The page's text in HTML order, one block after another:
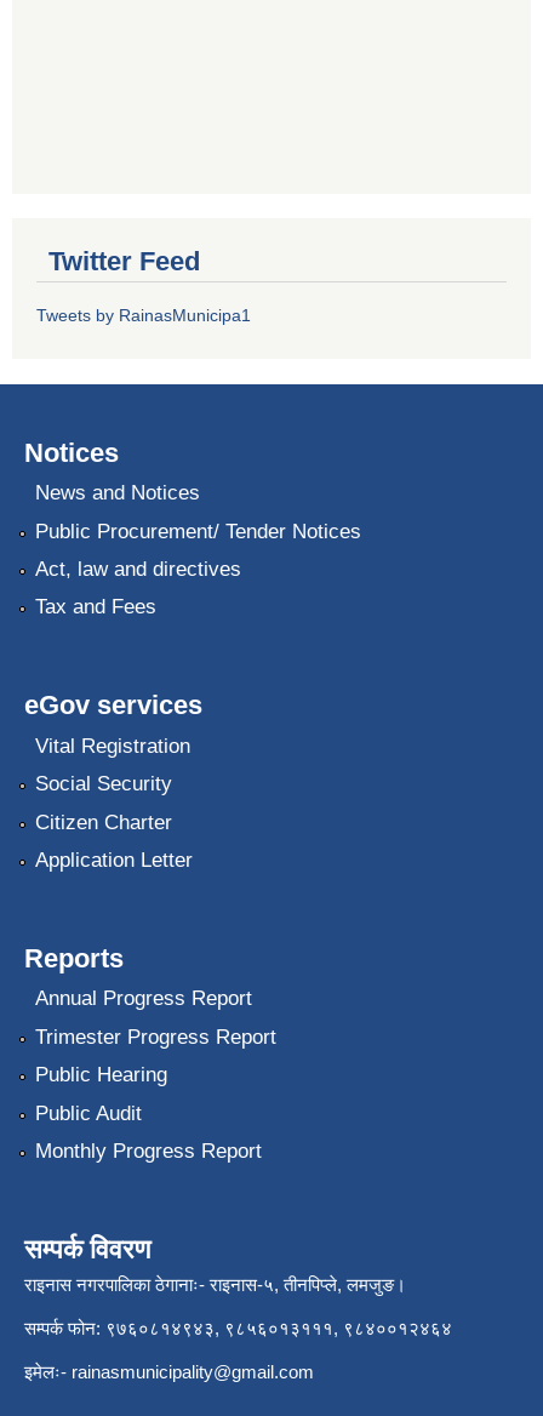
Twitter Feed
Tweets by RainasMunicipa1
Notices
News and Notices
Public Procurement/ Tender Notices
Act, law and directives
Tax and Fees
eGov services
Vital Registration
Social Security
Citizen Charter
Application Letter
Reports
Annual Progress Report
Trimester Progress Report
Public Hearing
Public Audit
Monthly Progress Report
सम्पर्क विवरण
राइनास नगरपालिका ठेगानाः- राइनास-५, तीनपिप्ले, लमजुङ।
सम्पर्क फोन: ९७६०८१४९४३, ९८५६०१३१११, ९८४००१२४६४
इमेलः- rainasmunicipality@gmail.com